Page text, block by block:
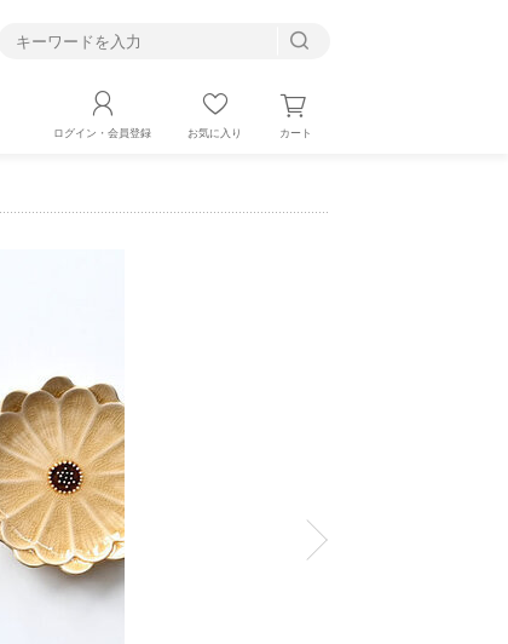
ログイン・会員登録 お気に入り カート